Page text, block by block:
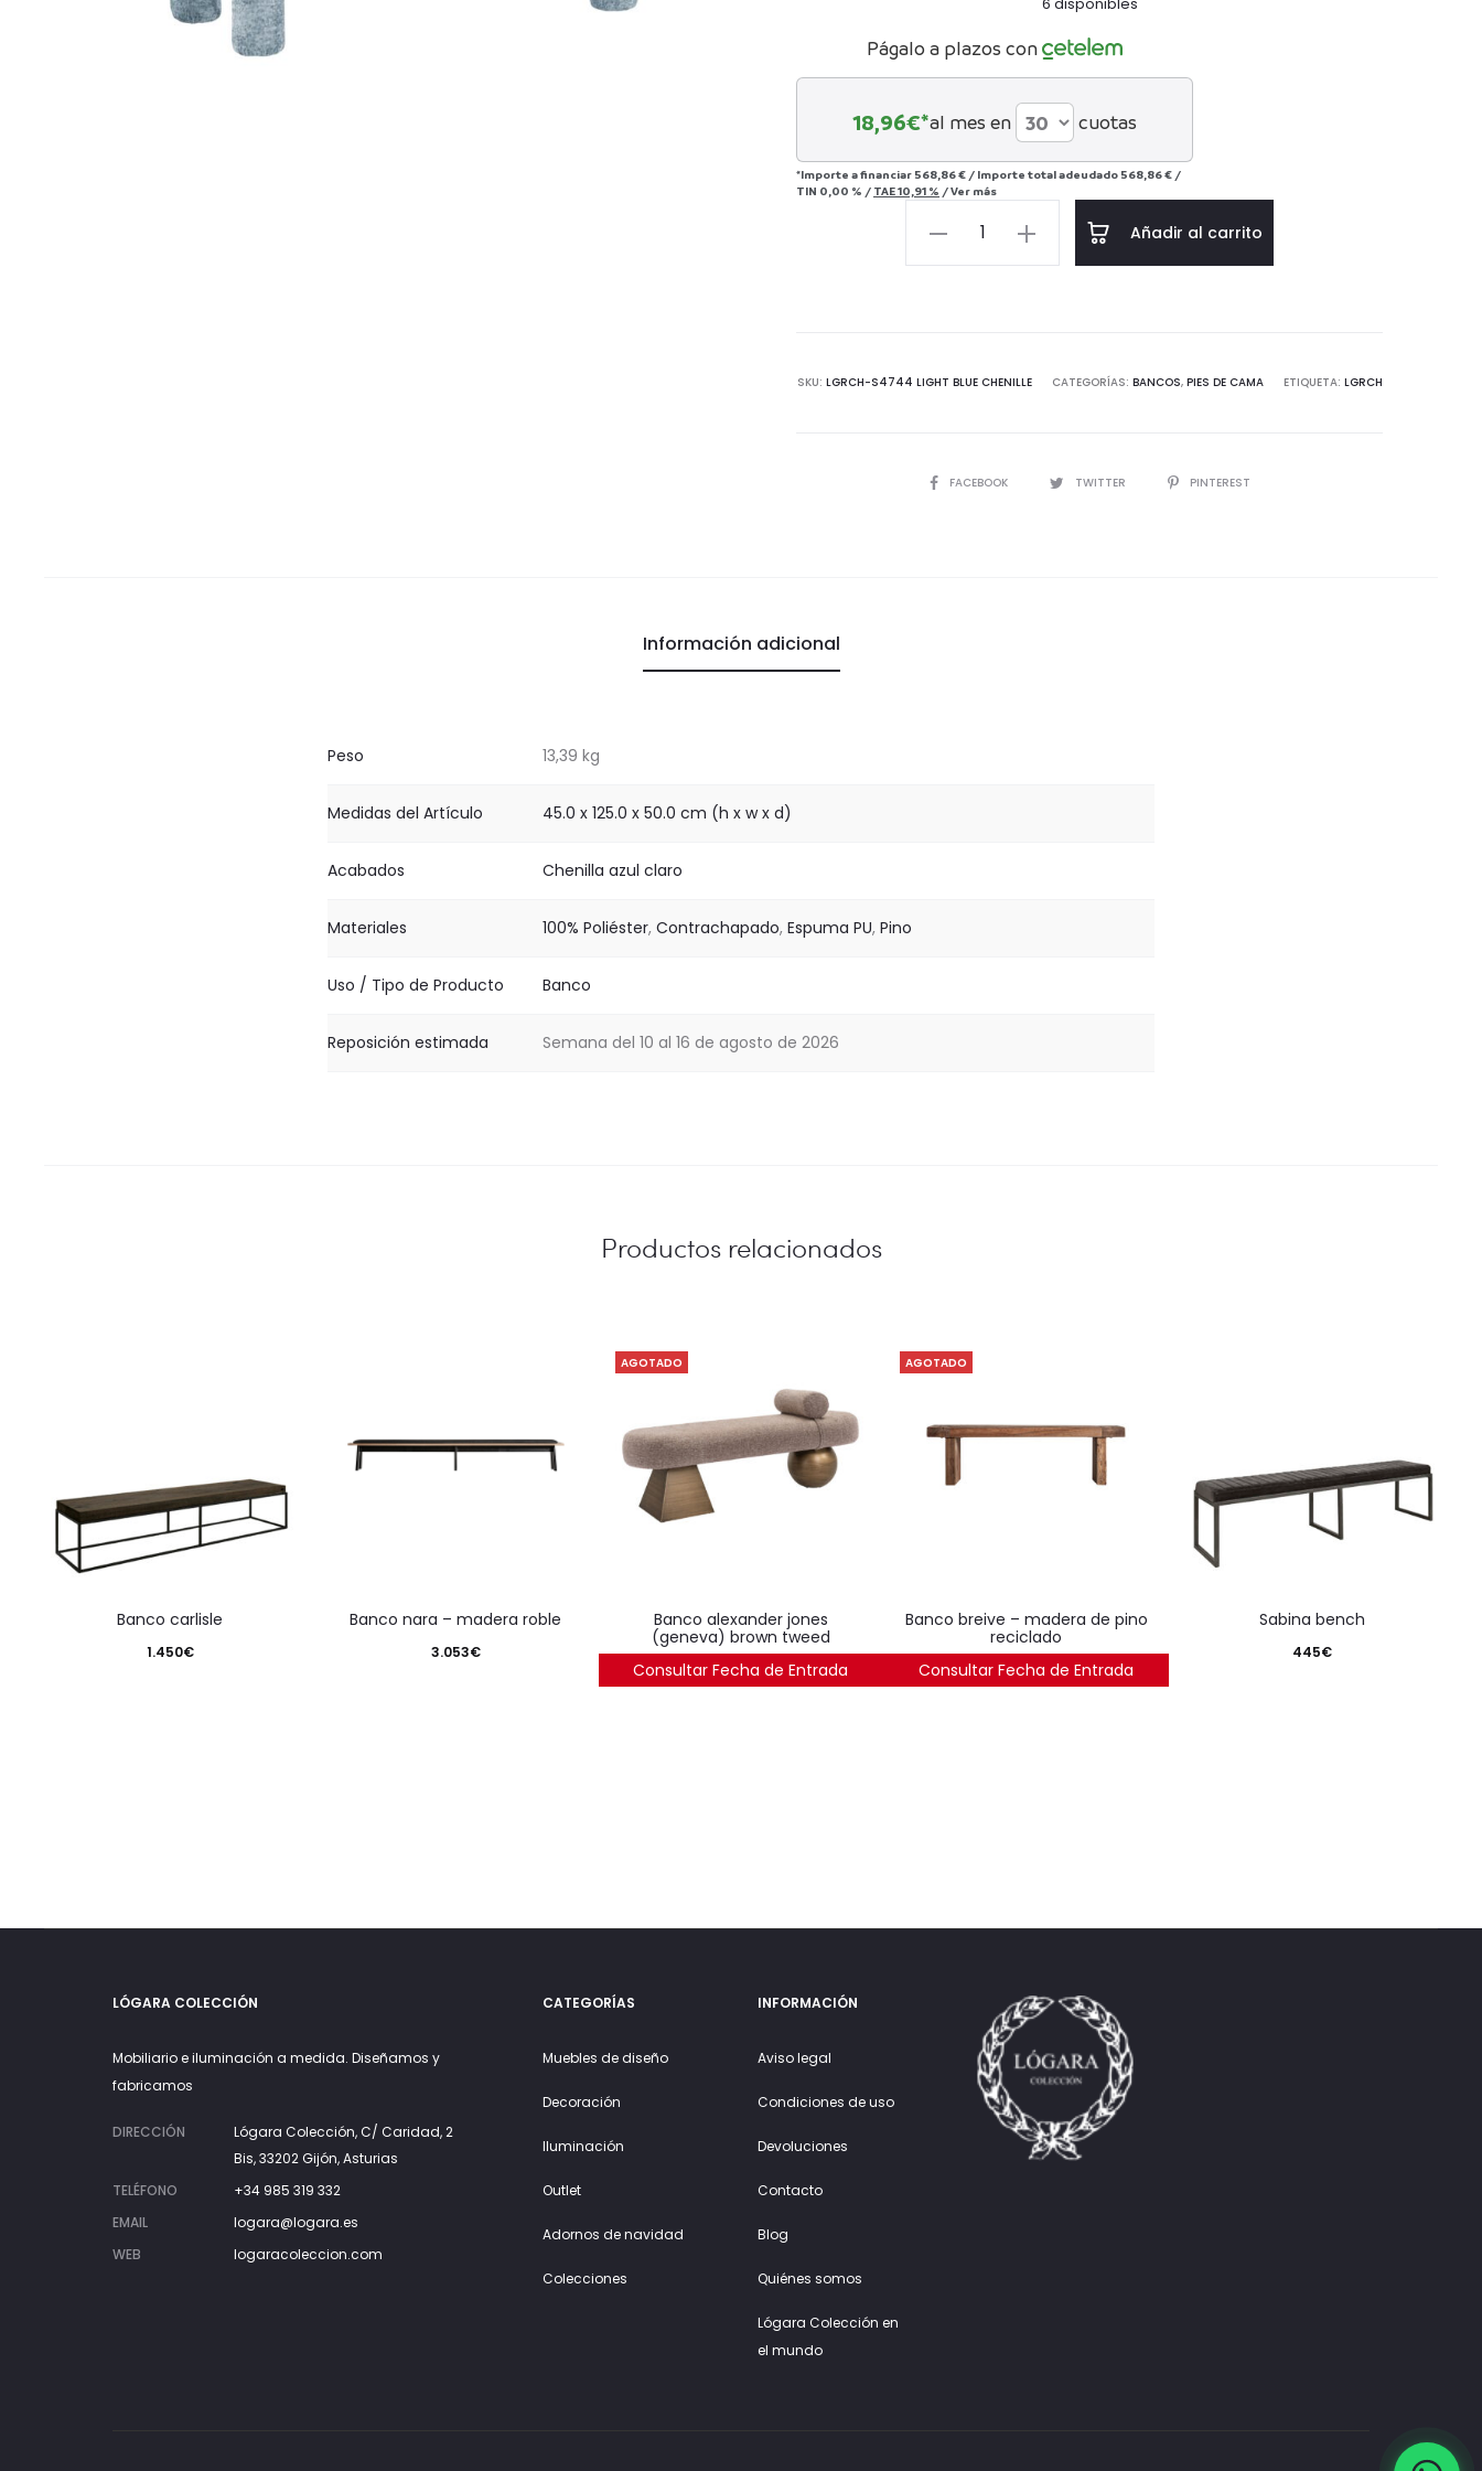
Págalo a plazos con
18,96€*al mes en cuotas
*Importe a financiar 568,86 € / Importe total adeudado 568,86 € /
TIN 0,00 % / TAE10,91 % /Ver más
cantidad
Añadir al carrito
SKU: LGRCH-S4744 LIGHT BLUE CHENILLE CATEGORÍAS: BANCOS, PIES DE CAMA ETIQUETA: LGRCH
COMPARTIR
FACEBOOK TWITTER PINTEREST
Información adicional
Peso 13,39 kg
Medidas del Artículo 45.0 x 125.0 x 50.0 cm (h x w x d)
Acabados Chenilla azul claro
Materiales 100% Poliéster, Contrachapado, Espuma PU, Pino
Uso / Tipo de Producto Banco
Reposición estimada Semana del 10 al 16 de agosto de 2026
Productos relacionados
banco carlisle
1.450€
banco nara – madera roble
3.053€
AGOTADO
banco alexander jones
(geneva) brown tweed
1.045€
Consultar Fecha de Entrada
AGOTADO
banco breive – madera de pino
reciclado
442€
Consultar Fecha de Entrada
sabina bench
445€
LÓGARA COLECCIÓN
Mobiliario e iluminación a medida. Diseñamos y
fabricamos
DIRECCIÓN
Lógara Colección, C/ Caridad, 2
Bis, 33202 Gijón, Asturias
TELÉFONO
+34 985 319 332
EMAIL
logara@logara.es
WEB
logaracoleccion.com
CATEGORÍAS
Muebles de diseño
Decoración
Iluminación
Outlet
Adornos de navidad
Colecciones
INFORMACIÓN
Aviso legal
Condiciones de uso
Devoluciones
Contacto
Blog
Quiénes somos
Lógara Colección en
el mundo